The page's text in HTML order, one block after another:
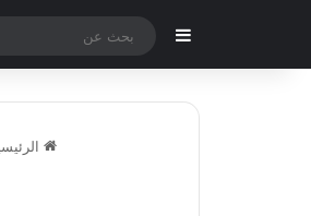
إضافة عمود جانبي